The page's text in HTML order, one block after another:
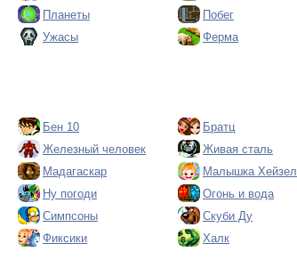
Планеты Побег
Ужасы Ферма
Бен 10 Братц
Железный человек Живая сталь
Мадагаскар Малышка Хейзел
Ну погоди Огонь и вода
Симпсоны Скуби Ду
Фиксики Халк